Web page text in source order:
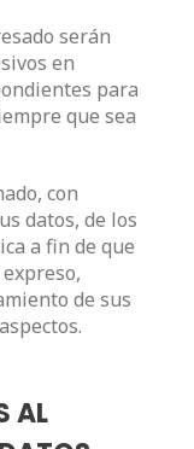
serán
en
para
que sea
con
datos, de los
a fin de que
de sus
AL